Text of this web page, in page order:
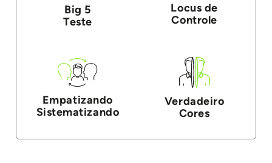
Big 5
Teste
Locus de
Controle
Empatizando
Sistematizando
Verdadeiro
Cores